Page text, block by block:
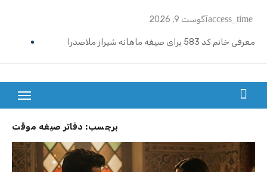
content
access_timeآگوست 9, 2026
معرفی خانم کد 583 برای صیغه ماهانه شیراز ملاصدرا
ازدواج موقت ماهیانه رامسر | خانم کد 591
ازدواج موقت ماهیانه اصفهان | معرفی خانم کد 589
معرفی خانم کد 588 برای ازدواج موقت ماهیانه کرج در مهرشهر
بزرگترین سایت صیغه یابی از سراسر ایران
برچسب: دفاتر صیغه موقت